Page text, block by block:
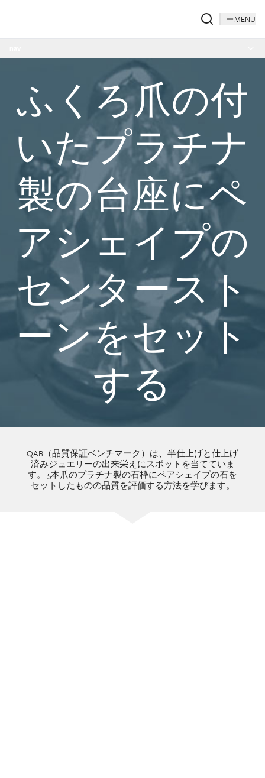
MENU
ふくろ爪の付
いたプラチナ
製の台座にペ
アシェイプの
センタースト
ーンをセット
する
QAB（品質保証ベンチマーク）は、半仕上げと仕上げ
済みジュエリーの出来栄えにスポットを当てていま
す。 5本爪のプラチナ製の石枠にペアシェイプの石を
セットしたものの品質を評価する方法を学びます。